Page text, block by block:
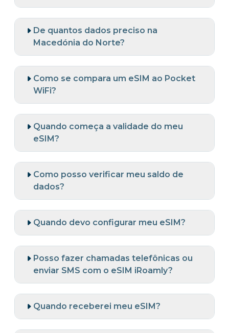
De quantos dados preciso na
Macedónia do Norte?
Como se compara um eSIM ao Pocket
WiFi?
Quando começa a validade do meu
eSIM?
Como posso verificar meu saldo de
dados?
Quando devo configurar meu eSIM?
Posso fazer chamadas telefônicas ou
enviar SMS com o eSIM iRoamly?
Quando receberei meu eSIM?